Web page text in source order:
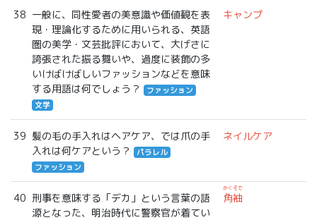
38 一般に、同性愛者の美意識や価値観を表
現・理論化するために用いられる、英語
圏の美学・文芸批評において、大げさに
誇張された振る舞いや、過度に装飾の多
いけばけばしいファッションなどを意味
する用語は何でしょう？
ファッション
文学
キャンプ
39 髪の毛の手入れはヘアケア、では爪の手
入れは何ケアという？
パラレル
ファッション
ネイルケア
40 刑事を意味する「デカ」という言葉の語
源となった、明治時代に警察官が着てい
角袖
かくそで